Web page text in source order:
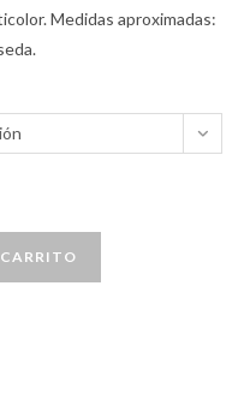
Medidas aproximadas: